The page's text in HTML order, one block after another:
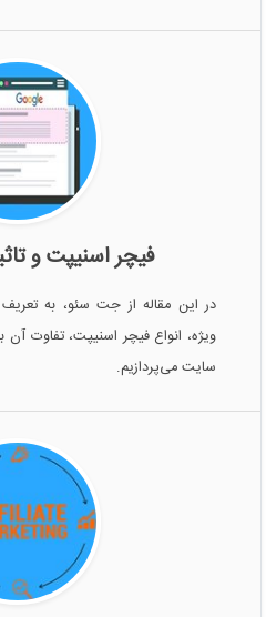
فیچر اسنیپت و
ویژه، انواع فیچر اسنیپت، تفاوت
سایت می‌پردازیم.